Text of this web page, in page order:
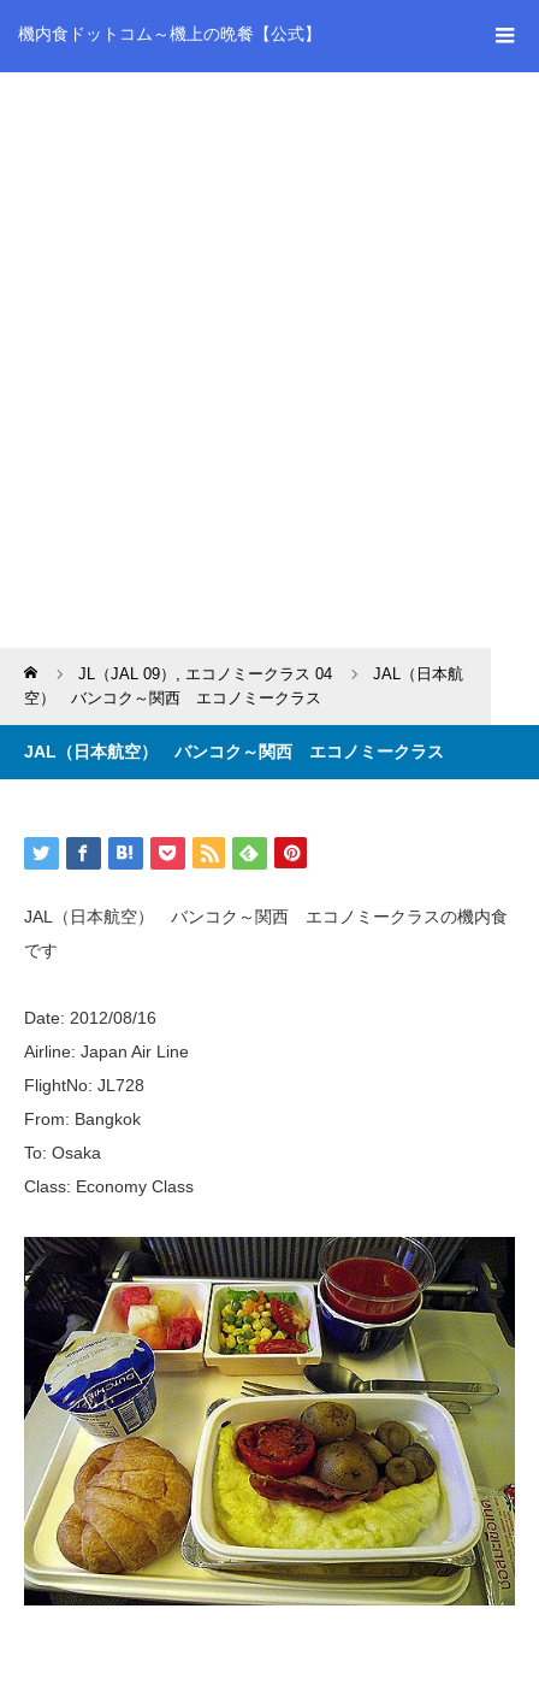
機内食ドットコム～機上の晩餐【公式】
Home JL（JAL 09） , エコノミークラス 04
JAL（日本航
空） バンコク～関西 エコノミークラス
JAL（日本航空） バンコク～関西 エコノミークラス
JAL（日本航空） バンコク～関西 エコノミークラスの機内食
です
Date: 2012/08/16
Airline: Japan Air Line
FlightNo: JL728
From: Bangkok
To: Osaka
Class: Economy Class